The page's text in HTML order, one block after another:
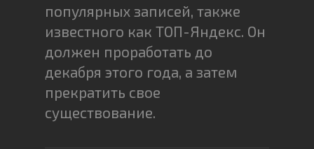
популярных записей, также
известного как ТОП-Яндекс. Он
должен проработать до
декабря этого года, а затем
прекратить свое
существование.